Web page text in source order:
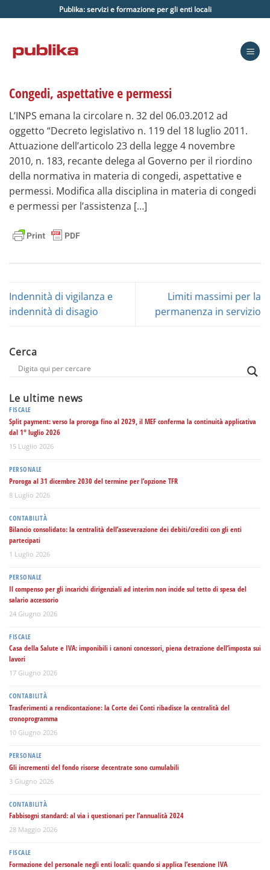
ai
Publika: servizi e formazione per gli enti locali
Congedi, aspettative e permessi
L’INPS emana la circolare n. 32 del 06.03.2012 ad
oggetto “Decreto legislativo n. 119 del 18 luglio 2011.
Attuazione dell’articolo 23 della legge 4 novembre
2010, n. 183, recante delega al Governo per il riordino
della normativa in materia di congedi, aspettative e
permessi. Modifica alla disciplina in materia di congedi
e permessi per l’assistenza […]
Indennità di vigilanza e
indennità di disagio
Limiti massimi per la
permanenza in servizio
Cerca
Le ultime news
FISCALE
Split payment: verso la proroga fino al 2029, il MEF conferma la continuità applicativa
dal 1° luglio 2026
15 Luglio 2026
PERSONALE
Proroga al 31 dicembre 2030 del termine per l’opzione TFR
8 Luglio 2026
CONTABILITÀ
Bilancio consolidato: la centralità dell’asseverazione dei debiti/crediti con gli enti
partecipati
1 Luglio 2026
PERSONALE
Il compenso per gli incarichi dirigenziali ad interim non incide sul tetto di spesa del
salario accessorio
24 Giugno 2026
FISCALE
Casa della Salute e IVA: imponibili i canoni concessori, piena detrazione dell’imposta sui
lavori
17 Giugno 2026
CONTABILITÀ
Trasferimenti a rendicontazione: la Corte dei Conti ribadisce la centralità del
cronoprogramma
10 Giugno 2026
PERSONALE
Gli incrementi del fondo risorse decentrate sono cumulabili
3 Giugno 2026
CONTABILITÀ
Fabbisogni standard: al via i questionari per l’annualità 2024
28 Maggio 2026
FISCALE
Formazione del personale negli enti locali: quando si applica l’esenzione IVA